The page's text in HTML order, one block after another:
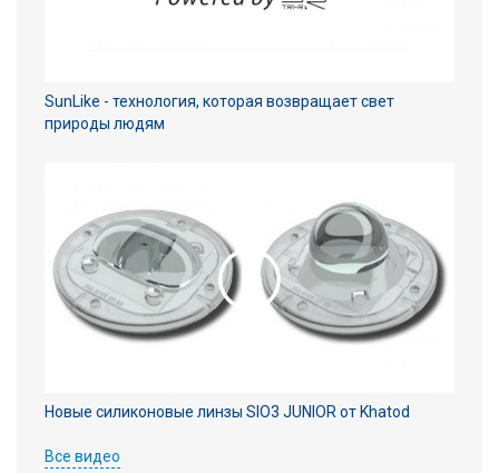
SunLike - технология, которая возвращает свет
природы людям
Новые силиконовые линзы SIO3 JUNIOR от Khatod
Все видео